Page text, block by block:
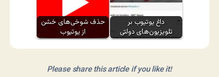
حذف شوخی‌های خشن
از یوتیوب
داغ یوتیوب بر
تلویزیون‌های دولتی
Please share this article if you like it!